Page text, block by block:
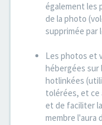
également les
de la photo
supprimée par
Les photos et
hébergées sur
hotlinkées
tolérées, et ce
et de faciliter
membre l'aura